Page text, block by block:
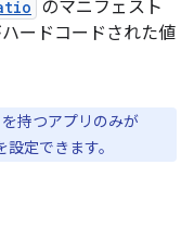
のマニフェスト
ードコードされた値
を持つアプリのみが
設定できます。